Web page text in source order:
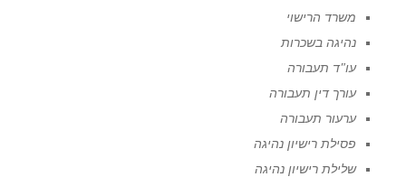
משרד הרישוי
נהיגה בשכרות
עו"ד תעבורה
עורך דין תעבורה
ערעור תעבורה
פסילת רישיון נהיגה
שלילת רישיון נהיגה